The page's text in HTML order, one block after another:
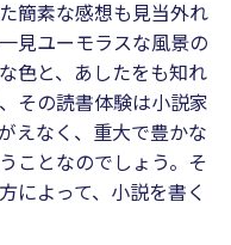
簡素な感想も見当外れ
見ユーモラスな風景の
色と、あしたをも知れ
その読書体験は小説家
えなく、重大で豊かな
ことなのでしょう。そ
によって、小説を書く